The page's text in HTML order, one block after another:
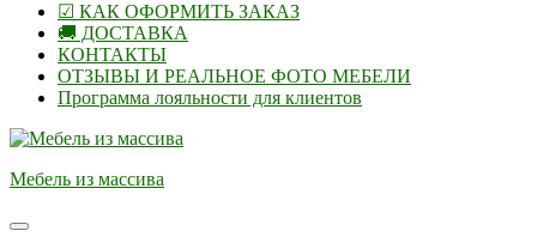
☑ КАК ОФОРМИТЬ ЗАКАЗ
🚚 ДОСТАВКА
КОНТАКТЫ
ОТЗЫВЫ И РЕАЛЬНОЕ ФОТО МЕБЕЛИ
Программа лояльности для клиентов
Мебель из массива